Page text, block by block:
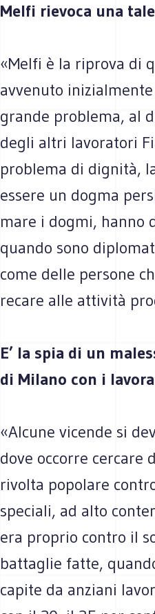
Melfi rievoca una
«Melfi è la riprova di
avvenuto
grande problema, al
degli altri lavoratori
problema di dignità,
essere un dogma
mare i dogmi, hanno
quando sono
come delle persone
recare alle attività
E’ la spia di un
di Milano con i
«Alcune vicende si
dove occorre cercare
rivolta popolare
speciali, ad alto
era proprio contro il
battaglie fatte,
capite da anziani